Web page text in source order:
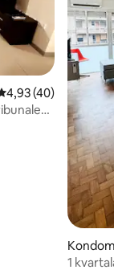
įvertinimas:
4,93 (40)
ba
1